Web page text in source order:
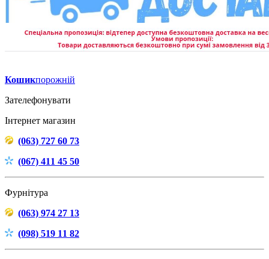
Кошикпорожній
Зателефонувати
Інтернет магазин
(063) 727 60 73
(067) 411 45 50
Фурнітура
(063) 974 27 13
(098) 519 11 82